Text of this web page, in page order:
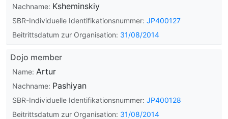
Nachname: Ksheminskiy
SBR-Individuelle Identifikationsnummer: JP400127
Beitrittsdatum zur Organisation: 31/08/2014
Dojo member
Name: Artur
Nachname: Pashiyan
SBR-Individuelle Identifikationsnummer: JP400128
Beitrittsdatum zur Organisation: 31/08/2014